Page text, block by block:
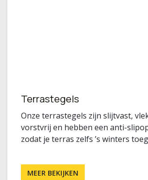
Terrastegels
Onze terrastegels zijn slijtvast,
vorstvrij en hebben een anti-
zodat je terras zelfs ’s winters
MEER BEKIJKEN